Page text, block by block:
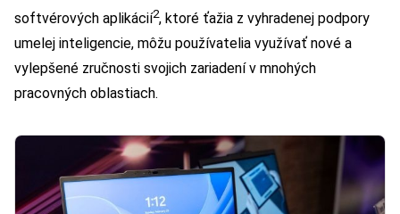
softvérových aplikácií2, ktoré ťažia z vyhradenej podpory
umelej inteligencie, môžu používatelia využívať nové a
vylepšené zručnosti svojich zariadení v mnohých
pracovných oblastiach.